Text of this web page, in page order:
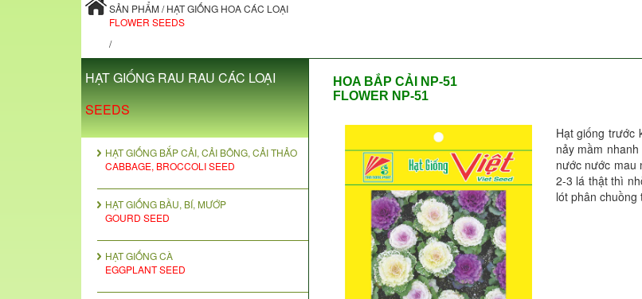
SẢN PHẨM / HẠT GIỐNG HOA CÁC LOẠI
FLOWER SEEDS
/
HẠT GIỐNG RAU RAU CÁC LOẠI
SEEDS
HẠT GIỐNG BẮP CẢI, CẢI BÔNG, CẢI THẢO
CABBAGE, BROCCOLI SEED
HẠT GIỐNG BẦU, BÍ, MƯỚP
GOURD SEED
HẠT GIỐNG CÀ
EGGPLANT SEED
HOA BẮP CẢI NP-51
FLOWER NP-51
Hạt giống trước
nảy mầm
nước nước mau
2-3 lá thật thì
lót phân chuồng